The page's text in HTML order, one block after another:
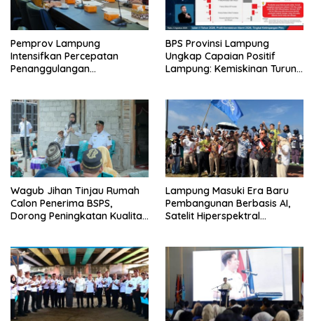
Pemprov Lampung
Intensifkan Percepatan
Penanggulangan
BPS Provinsi Lampung
Ungkap Capaian Positif
Lampung: Kemiskinan Turun,
Wagub Jihan Tinjau Rumah
Calon Penerima BSPS,
Dorong Peningkatan Kualitas
Lampung Masuki Era Baru
Pembangunan Berbasis AI,
Satelit Hiperspektral